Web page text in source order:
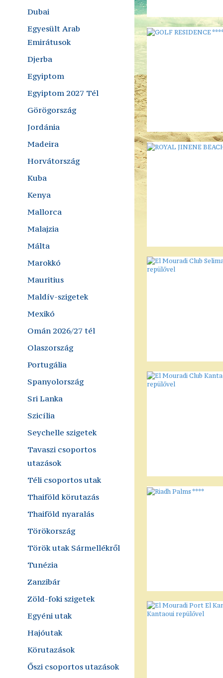
Dubai
Egyesült Arab
Emirátusok
Djerba
Egyiptom
Egyiptom 2027 Tél
Görögország
Jordánia
Madeira
Horvátország
Kuba
Kenya
Mallorca
Malajzia
Málta
Marokkó
Mauritius
Maldív-szigetek
Mexikó
Omán 2026/27 tél
Olaszország
Portugália
Spanyolország
Sri Lanka
Szicília
Seychelle szigetek
Tavaszi csoportos
utazások
Téli csoportos utak
Thaiföld körutazás
Thaiföld nyaralás
Törökország
Török utak Sármellékről
Tunézia
Zanzibár
Zöld-foki szigetek
Egyéni utak
Hajóutak
Körutazások
Őszi csoportos utazások